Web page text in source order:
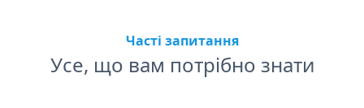
Часті запитання
Усе, що вам потрібно знати